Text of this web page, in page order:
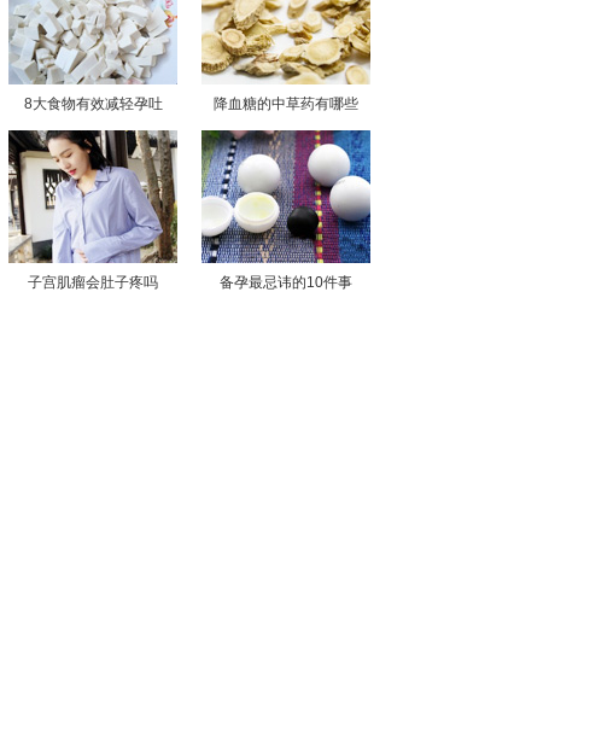
8大食物有效减轻孕吐 降血糖的中草药有哪些
子宫肌瘤会肚子疼吗 备孕最忌讳的10件事